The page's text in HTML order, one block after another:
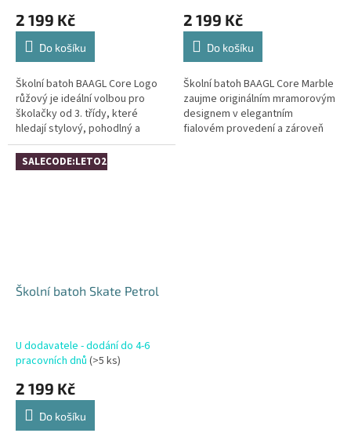
2 199 Kč
Do košíku
Školní batoh BAAGL Core Logo
růžový je ideální volbou pro
školačky od 3. třídy, které
hledají stylový, pohodlný a
praktický batoh do školy.
Zaujme výrazným logem z
trendy froté...
2 199 Kč
Do košíku
Školní batoh BAAGL Core Marble
zaujme originálním mramorovým
designem v elegantním
fialovém provedení a zároveň
SALECODE:LETO26:4:%
Školní batoh Skate Petrol
U dodavatele - dodání do 4-6
pracovních dnů (>5 ks)
2 199 Kč
Do košíku